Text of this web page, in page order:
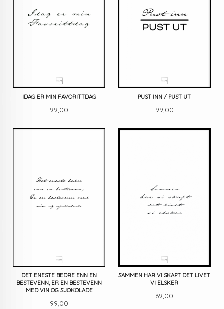
IDAG ER MIN FAVORITTDAG
Pris
99,00
PUST INN / PUST UT
Pris
99,00
DET ENESTE BEDRE ENN EN
BESTEVENN, ER EN BESTEVENN
MED VIN OG SJOKOLADE
Pris
99,00
SAMMEN HAR VI SKAPT DET LIVET
VI ELSKER
Pris
69,00